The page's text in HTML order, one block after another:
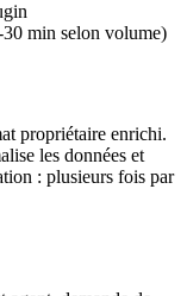
min selon volume)
propriétaire enrichi.
les données et
: plusieurs fois par